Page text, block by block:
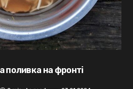
поливка на фронті